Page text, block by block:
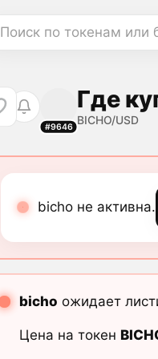
Поиск по токенам или
#9646
Где
BICHO/USD
bicho не активна.
bicho ожидает
Цена на токен